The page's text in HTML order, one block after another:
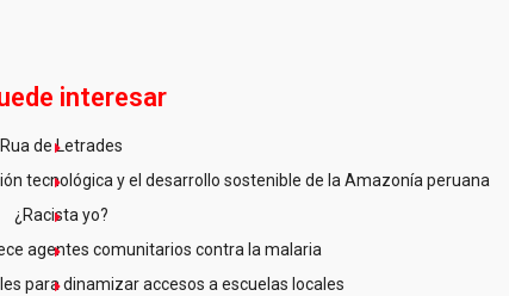
interesar
Rua de Letrades
tecnológica y el desarrollo sostenible de la Amazonía peruana
¿Racista yo?
agentes comunitarios contra la malaria
para dinamizar accesos a escuelas locales